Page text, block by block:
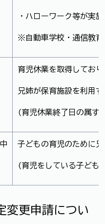
・ハローワーク等が実
※自動車学校・通信教
育児休業を取得してお
兄姉が保育施設を利用
(育児休業終了日の属す
子どもの育児のために
(育児をしている子ども
変更申請につい